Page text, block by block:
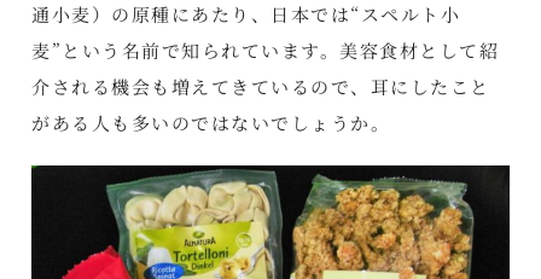
通小麦）の原種にあたり、日本では“スペルト小
麦”という名前で知られています。美容食材として紹
介される機会も増えてきているので、耳にしたこと
がある人も多いのではないでしょうか。